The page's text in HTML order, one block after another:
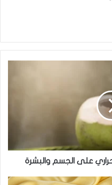
على الجسم والبشرة